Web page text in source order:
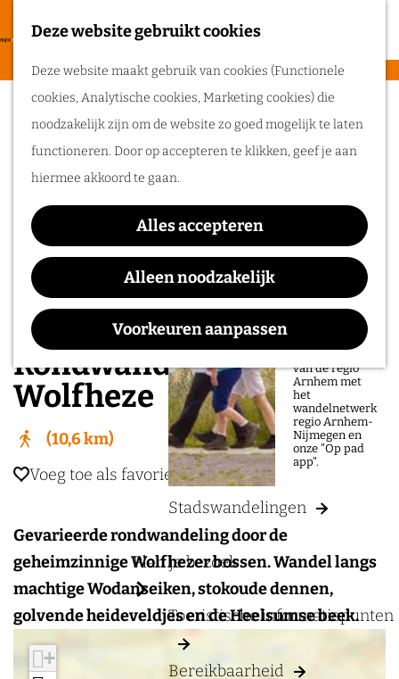
Deze website gebruikt cookies
Deze website maakt gebruik van cookies (Functionele
cookies, Analytische cookies, Marketing cookies) die
noodzakelijk zijn om de website zo goed mogelijk te laten
functioneren. Door op accepteren te klikken, geef je aan
hiermee akkoord te gaan.
Alles accepteren
Alleen noodzakelijk
Voorkeuren aanpassen
a
F
a
v
o
r
i
e
e
M
e
n
u
Routes
Wandelen
Routeplanner
Ga op pad in
natuur en rijke
van de regio
Arnhem met
het
wandelnetwerk
regio Arnhem-
Nijmegen en
onze "Op pad
app".
Stadswandelingen
Plan je bezoek
Toeristische informatiepunten
Bereikbaarheid
Rondwandeling
Wolfheze
10,6 km
Gevarieerde rondwandeling door de
geheimzinnige Wolfhezer bossen. Wandel langs
machtige Wodanseiken, stokoude dennen,
golvende heideveldjes en de Heelsumse beek.
Voeg toe als favoriet
Voeg toe als favoriet
+